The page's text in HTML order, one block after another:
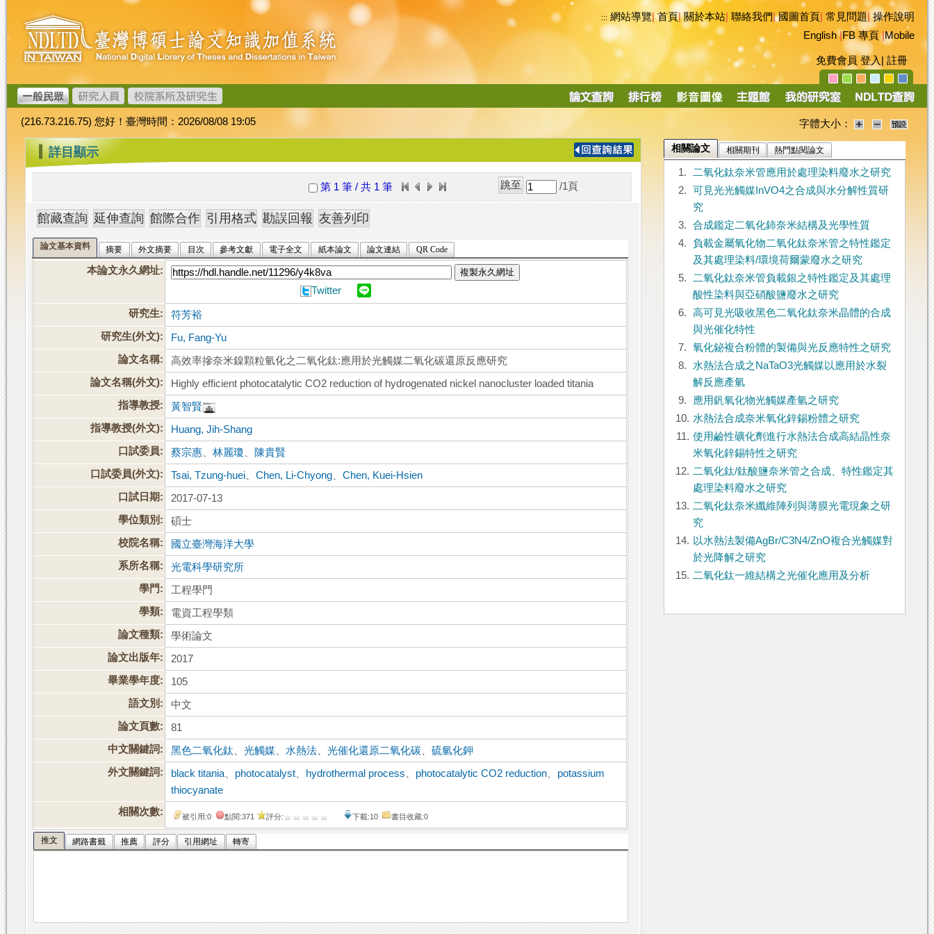
跳
到
主
要
內
容
臺
灣
博
碩
士
論
文
加
值
系
統
::: 網站導覽|首頁|關於本站 聯絡我們|國圖首頁 常見問題|操作說明
English|FB 專頁|Mobile
免費會員 登入 註冊
導
(216.73.216.75) 您好！臺灣時間：2026/08/08 19:05 字體大小：
::: 詳目顯示
第 1 筆 / 共 1 筆 /1 頁
論文基本資料 摘要 外文摘要 目次 參考文獻 電子全文 紙本論文 論文連結 QR Code
本論文永久網址: 複製永久網址
Twitter
研究生:
符芳裕
研究生(外文):
Fu, Fang-Yu
論文名稱:
高效率摻奈米鎳顆粒氫化之二氧化鈦:應用於光觸媒二氧化碳還原反應研究
論文名稱(外文):
Highly efficient photocatalytic CO2 reduction of hydrogenated nickel nanocluster loaded titania
指導教授:
黃智賢
指導教授(外文):
Huang, Jih-Shang
口試委員:
蔡宗惠 、林麗瓊
陳貴賢
口試委員(外文):
Tsai, Tzung-huei 、Chen, Li-Chyong 、Chen, Kuei-Hsien
口試日期:
2017-07-13
學位類別:
碩士
校院名稱:
國立臺灣海洋大學
系所名稱:
光電科學研究所
學門:
工程學門
學類:
電資工程學類
論文種類:
學術論文
論文出版年:
2017
畢業學年度:
105
語文別:
中文
論文頁數:
81
中文關鍵詞:
黑色二氧化鈦 、光觸媒 水熱法 、光催化還原二氧化碳 、硫氫化鉀
外文關鍵詞:
black titania photocatalyst hydrothermal process photocatalytic CO2 reduction
potassium
thiocyanate
相關次數:
被引用:0 點閱:371 評分: 下載:10 書目收藏:0
推文 網路書籤 推薦 評分 引用網址 轉寄
相關論文 相關期刊 熱門點閱論文
1.
二氧化鈦奈米管應用於處理染料廢水之研究
2.
可見光光觸媒InVO4之合成與水分解性質研
究
3.
合成鑑定二氧化鈰奈米結構及光學性質
4.
負載金屬氧化物二氧化鈦奈米管之特性鑑定
及其處理染料/環境荷爾蒙廢水之研究
5.
二氧化鈦奈米管負載銀之特性鑑定及其處理
酸性染料與亞硝酸鹽廢水之研究
6.
高可見光吸收黑色二氧化鈦奈米晶體的合成
與光催化特性
7.
氧化鉍複合粉體的製備與光反應特性之研究
8.
水熱法合成之NaTaO3光觸媒以應用於水裂
解反應產氫
9.
應用釩氧化物光觸媒產氫之研究
10. 水熱法合成奈米氧化鋅錫粉體之研究
11. 使用鹼性礦化劑進行水熱法合成高結晶性奈
米氧化鋅錫特性之研究
12. 二氧化鈦/鈦酸鹽奈米管之合成、特性鑑定其
處理染料廢水之研究
13. 二氧化鈦奈米纖維陣列與薄膜光電現象之研
究
14. 以水熱法製備AgBr/C3N4/ZnO複合光觸媒對
於光降解之研究
15. 二氧化鈦一維結構之光催化應用及分析